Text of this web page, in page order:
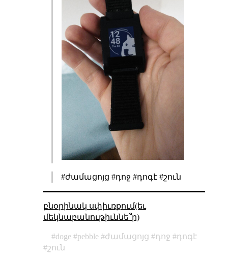
#ժամացոյց #դոջ #դոգէ #շուն
բնօրինակ սփիւռքում(եւ
մեկնաբանութիւննե՞ր)
doge pebble ժամացոյց դոջ
դոգէ
շուն